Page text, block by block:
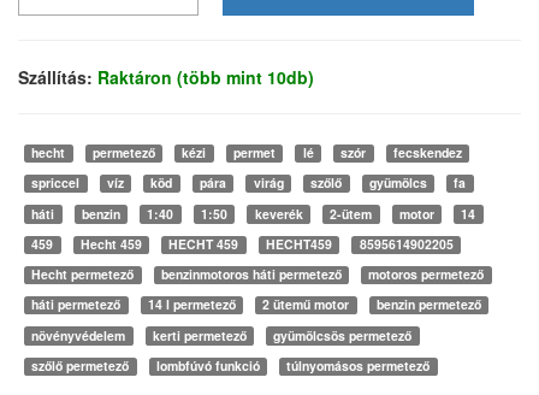
Szállítás: Raktáron (több mint 10db)
hecht permetező kézi permet lé szór
fecskendez
spriccel
víz köd pára virág szőlő gyümölcs
fa
háti
benzin 1:40 1:50 keverék 2-ütem motor
14
459
Hecht 459 HECHT 459 HECHT459
8595614902205
Hecht permetező
benzinmotoros háti permetező
motoros permetező
háti permetező
14 l permetező 2 ütemű motor
benzin permetező
növényvédelem
kerti permetező
gyümölcsös permetező
szőlő permetező
lombfúvó funkció túlnyomásos permetező